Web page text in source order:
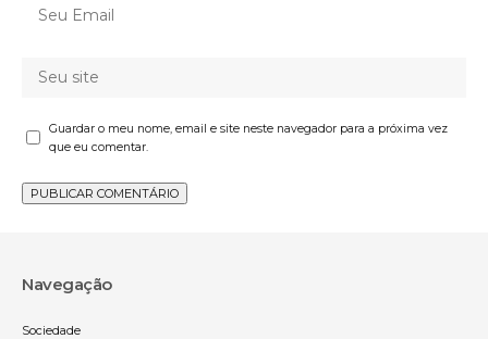
Guardar o meu nome, email e site neste navegador para a próxima vez
que eu comentar.
Navegação
Sociedade